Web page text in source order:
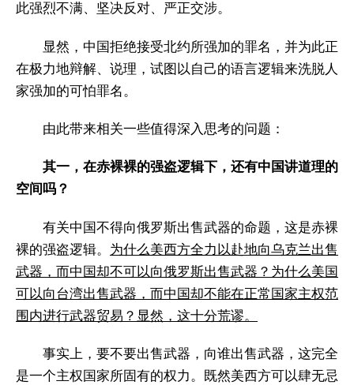
此强烈不满、坚决反对、严正交涉。
显然，中国拒绝接受北约所强加的罪名，并为此正
在极力地辩解、说理，试图以自己的语言逻辑来洗脱人
家强加的可怕罪名。
由此带来相关一些值得深入思考的问题：
其一，在赤裸裸的强盗逻辑下，还有中国讲道理的
空间吗？
有关中国不得向俄罗斯出售武器的命题，这是赤裸
裸的强盗逻辑。 为什么美西方全力以赴地向乌克兰出售
武器，而中国却不可以向俄罗斯出售武器？为什么美国
可以向台湾出售武器，而中国却不能在正常国家主权范
围内进行武器贸易？显然，这十分荒谬。
事实上，要不要出售武器，向谁出售武器，这完全
是一个主权国家所固有的权力。既然美西方可以肆无忌